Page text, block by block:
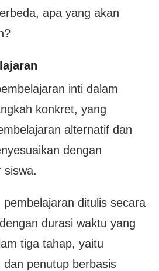
apa yang akan
inti dalam
konkret, yang
alternatif dan
dengan
siswa.
ditulis secara
durasi waktu yang
tiga tahap, yaitu
dan penutup berbasis